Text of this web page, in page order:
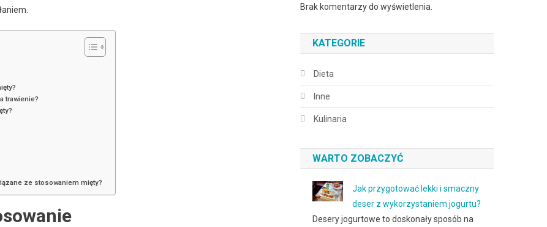
trawienie?
ze stosowaniem mięty?
Brak komentarzy do wyświetlenia.
KATEGORIE
Dieta
Inne
Kulinaria
WARTO ZOBACZYĆ
Jak przygotować lekki i smaczny
deser z wykorzystaniem jogurtu?
Desery jogurtowe to doskonały sposób na